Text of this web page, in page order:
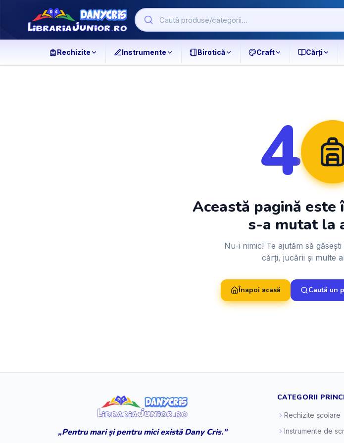
Rechizite Instrumente Birotică Craft Cărți
4
Această pagină este
s-a mutat la
Nu-i nimic! Te ajutăm să
cărți, jucării și multe
Înapoi acasă Caută un
„Pentru mari și pentru mici există Dany Cris."
CATEGORII
Rechizite școlare
Instrumente de